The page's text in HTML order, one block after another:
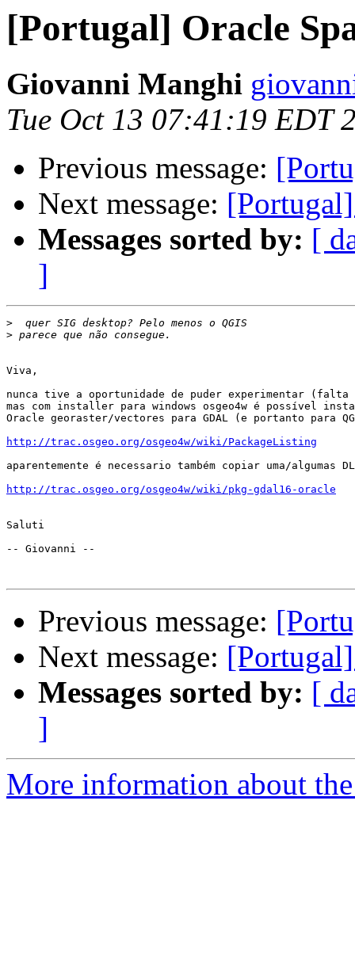
[Portugal] Oracle
Giovanni Manghi
Tue Oct 13 07:41:19 EDT
Previous message:
Next message:
Messages sorted by: [
]
>
>
Viva,
nunca tive a oportunidade de puder experimentar
mas com installer para windows osgeo4w é possível
Oracle georaster/vectores para GDAL (e portanto para
http://trac.osgeo.org/osgeo4w/wiki/PackageListing
aparentemente é necessario também copiar uma/algumas
http://trac.osgeo.org/osgeo4w/wiki/pkg-gdal16-oracle
Saluti
-- Giovanni --
Previous message:
Next message:
Messages sorted by: [
]
More information about